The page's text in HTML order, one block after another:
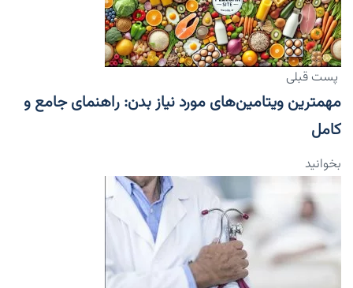
پست قبلی
مهمترین ویتامین‌های مورد نیاز بدن: راهنمای جامع و
کامل
بخوانید